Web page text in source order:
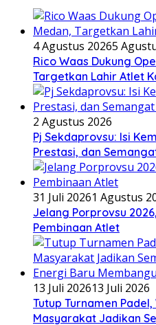
4 Agustus 20265
Rico Waas Dukung
Targetkan Lahir Atlet
2 Agustus 2026
Pj Sekdaprovsu: Isi
Prestasi, dan
31 Juli 20261 Agustus
Jelang Porprovsu
Pembinaan Atlet
13 Juli 202613 Juli 2026
Tutup Turnamen
Masyarakat Jadikan